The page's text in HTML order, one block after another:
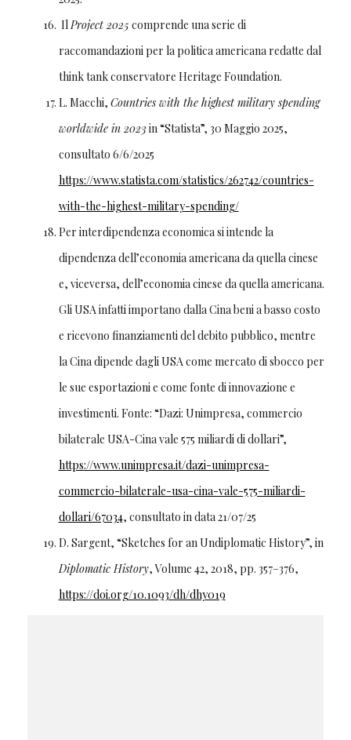
IlProject 2025 comprende una serie di
raccomandazioni per la politica americana redatte dal
think tank conservatore Heritage Foundation.
L. Macchi, Countries with the highest military spending
worldwide in 2023 in “Statista”, 30 Maggio 2025,
consultato 6/6/2025
https://www.statista.com/statistics/262742/countries-
with-the-highest-military-spending/
Per interdipendenza economica si intende la
dipendenza dell’economia americana da quella cinese
e, viceversa, dell’economia cinese da quella americana.
Gli USA infatti importano dalla Cina beni a basso costo
e ricevono finanziamenti del debito pubblico, mentre
la Cina dipende dagli USA come mercato di sbocco per
le sue esportazioni e come fonte di innovazione e
investimenti. Fonte: “Dazi: Unimpresa, commercio
bilaterale USA-Cina vale 575 miliardi di dollari”,
https://www.unimpresa.it/dazi-unimpresa-
commercio-bilaterale-usa-cina-vale-575-miliardi-
dollari/67034, consultato in data 21/07/25
D. Sargent, “Sketches for an Undiplomatic History”, in
Diplomatic History, Volume 42, 2018, pp. 357–376,
https://doi.org/10.1093/dh/dhy019